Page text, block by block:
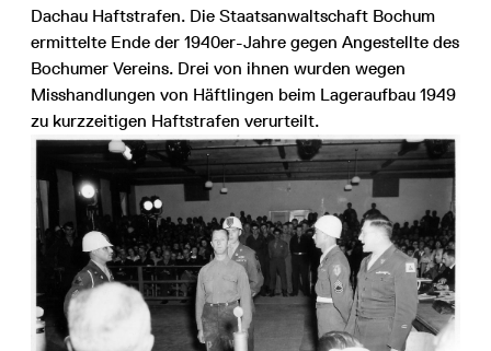
Dachau Haftstrafen. Die Staatsanwaltschaft Bochum
ermittelte Ende der 1940er-Jahre gegen Angestellte des
Bochumer Vereins. Drei von ihnen wurden wegen
Misshandlungen von Häftlingen beim Lageraufbau 1949
zu kurzzeitigen Haftstrafen verurteilt.